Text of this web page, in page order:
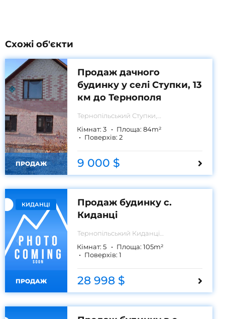
Схожі об'єкти
ПРОДАЖ
Продаж дачного
будинку у селі Ступки, 13
км до Тернополя
Тернопільський Ступки,
Кімнат: 3 Площа: 84m²
Поверхів: 2
9 000 $
КИДАНЦІ
ПРОДАЖ
Продаж будинку с.
Киданці
Тернопільський Киданці
Кімнат: 5 Площа: 105m²
Поверхів: 1
28 998 $